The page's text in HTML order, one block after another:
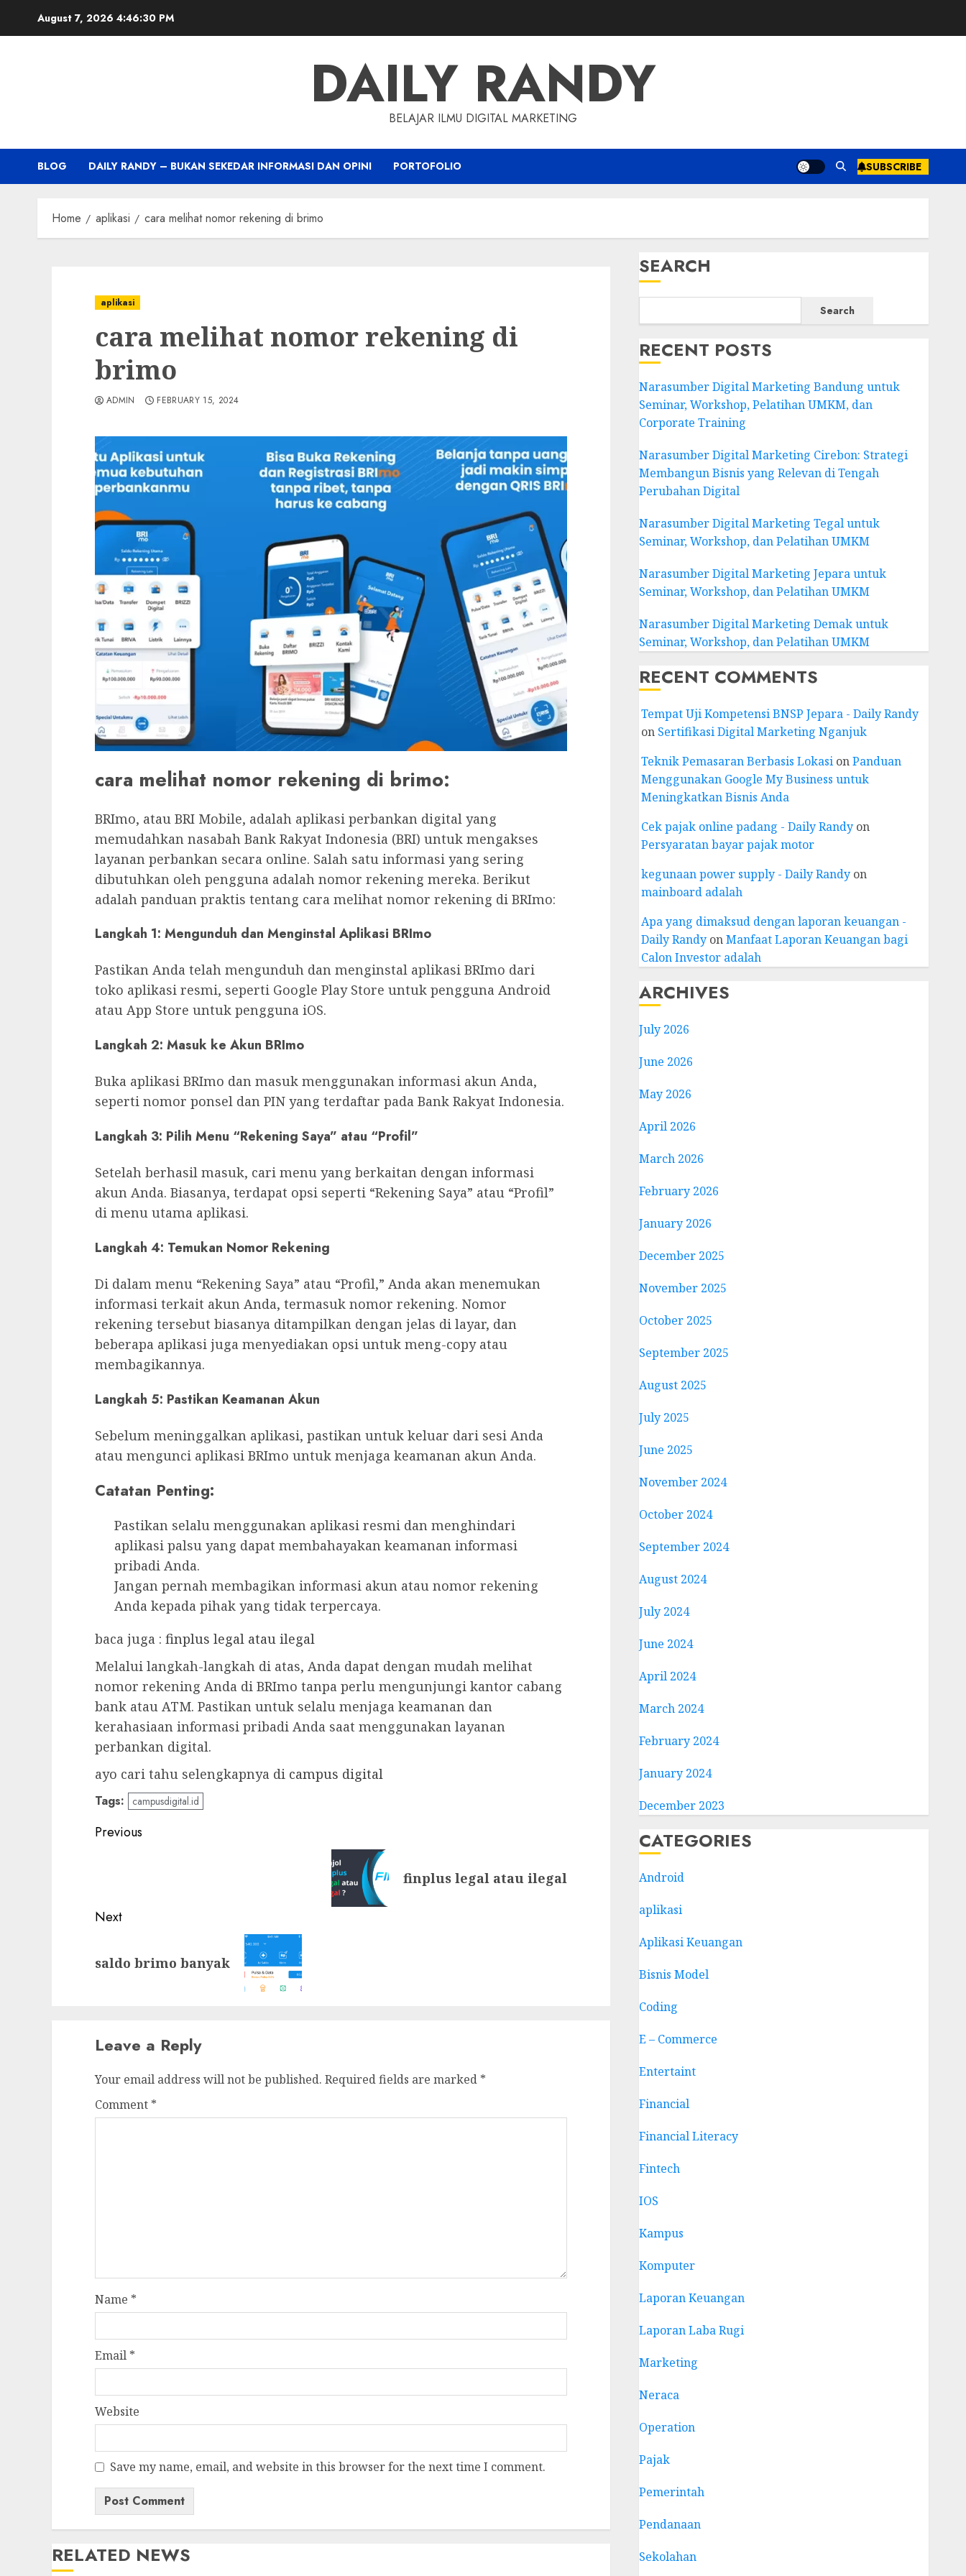
August 7, 2026 4:46:31 PM
DAILY RANDY
BELAJAR ILMU DIGITAL MARKETING
BLOG DAILY RANDY – BUKAN SEKEDAR INFORMASI DAN OPINI PORTOFOLIO SUBSCRIBE
Home aplikasi cara melihat nomor rekening di brimo
aplikasi
cara melihat nomor rekening di
brimo
ADMIN FEBRUARY 15, 2024
cara melihat nomor rekening di brimo:
BRImo, atau BRI Mobile, adalah aplikasi perbankan digital yang
memudahkan nasabah Bank Rakyat Indonesia (BRI) untuk mengakses
layanan perbankan secara online. Salah satu informasi yang sering
dibutuhkan oleh pengguna adalah nomor rekening mereka. Berikut
adalah panduan praktis tentang cara melihat nomor rekening di BRImo:
Langkah 1: Mengunduh dan Menginstal Aplikasi BRImo
Pastikan Anda telah mengunduh dan menginstal aplikasi BRImo dari
toko aplikasi resmi, seperti Google Play Store untuk pengguna Android
atau App Store untuk pengguna iOS.
Langkah 2: Masuk ke Akun BRImo
Buka aplikasi BRImo dan masuk menggunakan informasi akun Anda,
seperti nomor ponsel dan PIN yang terdaftar pada Bank Rakyat Indonesia.
Langkah 3: Pilih Menu “Rekening Saya” atau “Profil”
Setelah berhasil masuk, cari menu yang berkaitan dengan informasi
akun Anda. Biasanya, terdapat opsi seperti “Rekening Saya” atau “Profil”
di menu utama aplikasi.
Langkah 4: Temukan Nomor Rekening
Di dalam menu “Rekening Saya” atau “Profil,” Anda akan menemukan
informasi terkait akun Anda, termasuk nomor rekening. Nomor
rekening tersebut biasanya ditampilkan dengan jelas di layar, dan
beberapa aplikasi juga menyediakan opsi untuk meng-copy atau
membagikannya.
Langkah 5: Pastikan Keamanan Akun
Sebelum meninggalkan aplikasi, pastikan untuk keluar dari sesi Anda
atau mengunci aplikasi BRImo untuk menjaga keamanan akun Anda.
Catatan Penting:
Pastikan selalu menggunakan aplikasi resmi dan menghindari
aplikasi palsu yang dapat membahayakan keamanan informasi
pribadi Anda.
Jangan pernah membagikan informasi akun atau nomor rekening
Anda kepada pihak yang tidak terpercaya.
baca juga : finplus legal atau ilegal
Melalui langkah-langkah di atas, Anda dapat dengan mudah melihat
nomor rekening Anda di BRImo tanpa perlu mengunjungi kantor cabang
bank atau ATM. Pastikan untuk selalu menjaga keamanan dan
kerahasiaan informasi pribadi Anda saat menggunakan layanan
perbankan digital.
ayo cari tahu selengkapnya di campus digital
Tags: campusdigital.id
Post
Previous
finplus legal atau ilegal
Next
post:
saldo brimo banyak
Leave a Reply
Your email address will not be published. Required fields are marked *
Comment *
Name *
Email *
Website
Save my name, email, and website in this browser for the next time I comment.
RELATED NEWS
SEARCH
Search
RECENT POSTS
Narasumber Digital Marketing Bandung untuk
Seminar, Workshop, Pelatihan UMKM, dan
Corporate Training
Narasumber Digital Marketing Cirebon: Strategi
Membangun Bisnis yang Relevan di Tengah
Perubahan Digital
Narasumber Digital Marketing Tegal untuk
Seminar, Workshop, dan Pelatihan UMKM
Narasumber Digital Marketing Jepara untuk
Seminar, Workshop, dan Pelatihan UMKM
Narasumber Digital Marketing Demak untuk
Seminar, Workshop, dan Pelatihan UMKM
RECENT COMMENTS
Tempat Uji Kompetensi BNSP Jepara - Daily Randy
on Sertifikasi Digital Marketing Nganjuk
Teknik Pemasaran Berbasis LokasionPanduan
Menggunakan Google My Business untuk
Meningkatkan Bisnis Anda
Cek pajak online padang - Daily Randyon
Persyaratan bayar pajak motor
kegunaan power supply - Daily Randyon
mainboard adalah
Apa yang dimaksud dengan laporan keuangan -
Daily RandyonManfaat Laporan Keuangan bagi
Calon Investor adalah
ARCHIVES
July 2026
June 2026
May 2026
April 2026
March 2026
February 2026
January 2026
December 2025
November 2025
October 2025
September 2025
August 2025
July 2025
June 2025
November 2024
October 2024
September 2024
August 2024
July 2024
June 2024
April 2024
March 2024
February 2024
January 2024
December 2023
CATEGORIES
Android
aplikasi
Aplikasi Keuangan
Bisnis Model
Coding
E – Commerce
Entertaint
Financial
Financial Literacy
Fintech
IOS
Kampus
Komputer
Laporan Keuangan
Laporan Laba Rugi
Marketing
Neraca
Operation
Pajak
Pemerintah
Pendanaan
Sekolahan